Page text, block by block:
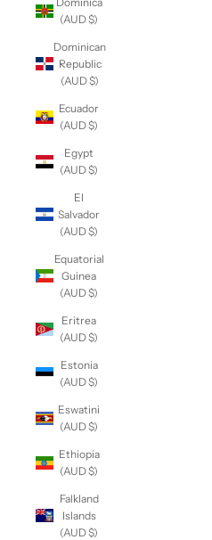
(AUD $)
Dominican
Republic
(AUD $)
Ecuador
(AUD $)
Egypt
(AUD $)
El
Salvador
(AUD $)
Equatorial
Guinea
(AUD $)
Eritrea
(AUD $)
Estonia
(AUD $)
Eswatini
(AUD $)
Ethiopia
(AUD $)
Falkland
Islands
(AUD $)